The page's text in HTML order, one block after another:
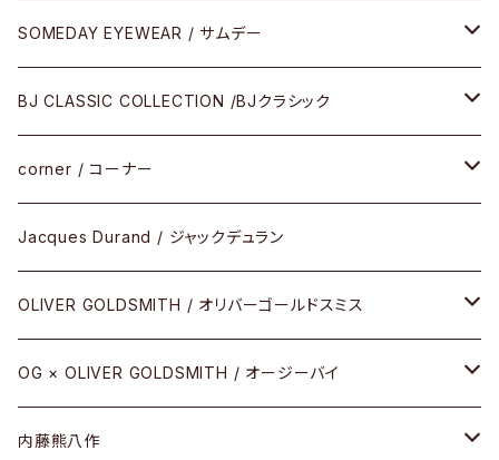
SOMEDAY EYEWEAR / サムデー
メガネ
サングラス
アパレル
その他
BJ CLASSIC COLLECTION /BJクラシック
CELLULOID（CRAFTSMAN EDITION）
SHINBARI（CRAFTSMAN EDITION）
URUSHI（CRAFTSMAN EDITION）
REVIVAL EDITION
HEAVY EDITION
corner / コーナー
リサーチシリーズ
サブリメイションシリーズ
Jacques Durand / ジャックデュラン
OLIVER GOLDSMITH / オリバーゴールドスミス
メタル
セル
OG × OLIVER GOLDSMITH / オージーバイ
メタル
内藤熊八作